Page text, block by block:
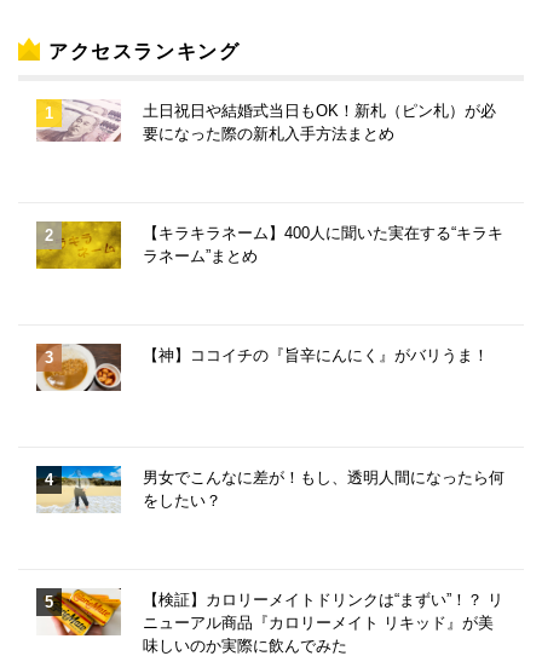
アクセスランキング
土日祝日や結婚式当日もOK！新札（ピン札）が必
要になった際の新札入手方法まとめ
【キラキラネーム】400人に聞いた実在する“キラキ
ラネーム”まとめ
【神】ココイチの『旨辛にんにく』がバリうま！
男女でこんなに差が！もし、透明人間になったら何
をしたい？
【検証】カロリーメイトドリンクは“まずい”！？ リ
ニューアル商品『カロリーメイト リキッド』が美
味しいのか実際に飲んでみた